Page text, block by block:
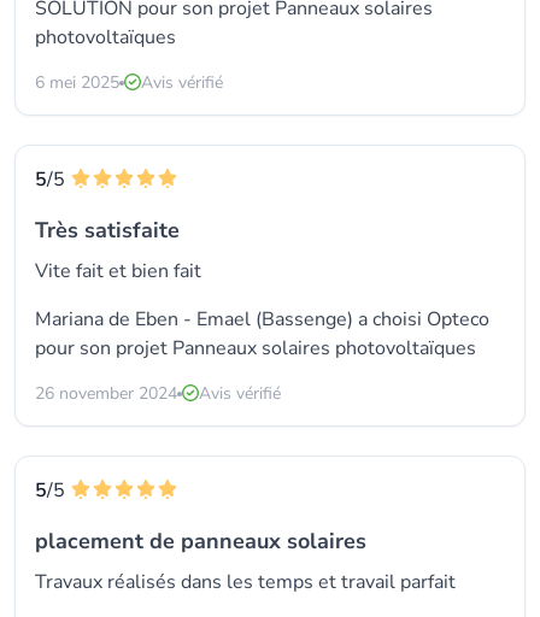
SOLUTION pour son projet Panneaux solaires
photovoltaïques
6 mei 2025 Avis vérifié
5/5
Très satisfaite
Vite fait et bien fait
Mariana de Eben - Emael (Bassenge) a choisi Opteco
pour son projet Panneaux solaires photovoltaïques
26 november 2024 Avis vérifié
5/5
placement de panneaux solaires
Travaux réalisés dans les temps et travail parfait